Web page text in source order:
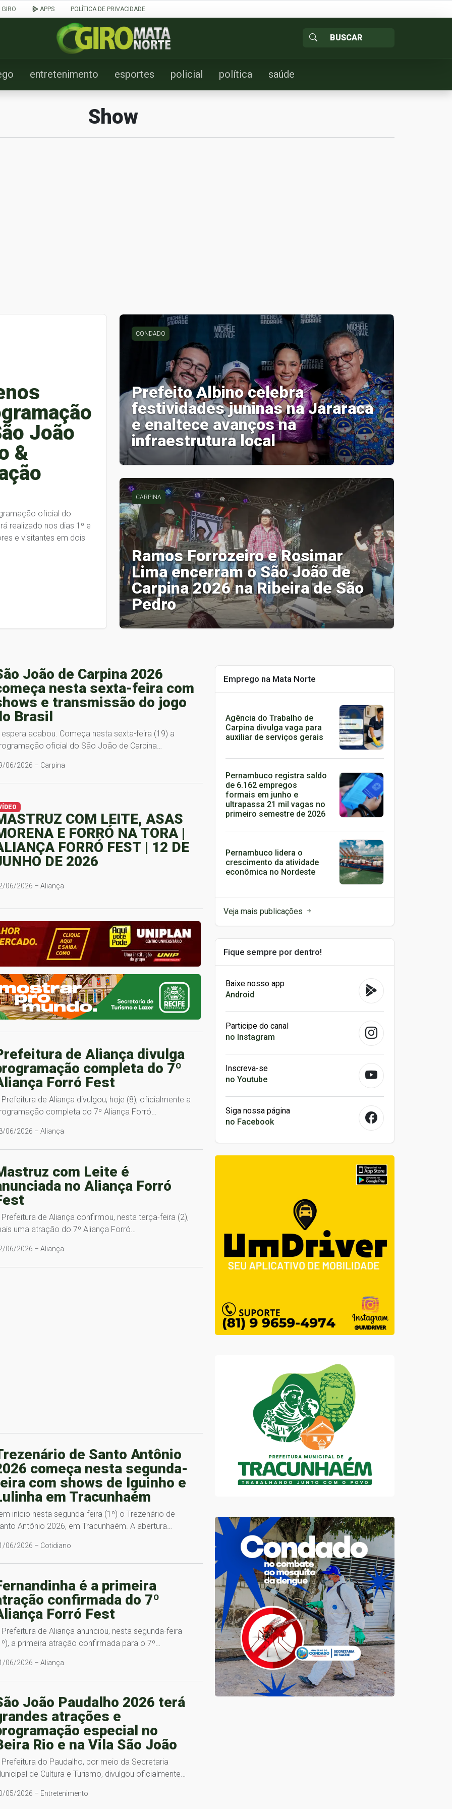
APPS POLÍTICA DE PRIVACIDADE
entretenimento esportes policial política saúde
Show
João
&
oficial do
realizado nos dias 1º e
e visitantes em dois
CONDADO
Prefeito Albino celebra
festividades juninas na Jararaca
e enaltece avanços na
infraestrutura local
CARPINA
Ramos Forrozeiro e Rosimar
Lima encerram o São João de
Carpina 2026 na Ribeira de São
Pedro
João de Carpina 2026
nesta sexta-feira com
e transmissão do jogo
Brasil
espera acabou. Começa nesta sexta-feira (19) a
oficial do São João de Carpina…
06/2026 – Carpina
COM LEITE, ASAS
E FORRÓ NA TORA |
FORRÓ FEST | 12 DE
DE 2026
06/2026 – Aliança
de Aliança divulga
completa do 7º
Forró Fest
Prefeitura de Aliança divulgou, hoje (8), oficialmente a
completa do 7º Aliança Forró…
06/2026 – Aliança
com Leite é
no Aliança Forró
Prefeitura de Aliança confirmou, nesta terça-feira (2),
uma atração do 7º Aliança Forró…
06/2026 – Aliança
de Santo Antônio
começa nesta segunda-
com shows de Iguinho e
em Tracunhaém
início nesta segunda-feira (1º) o Trezenário de
Antônio 2026, em Tracunhaém. A abertura…
06/2026 – Cotidiano
é a primeira
confirmada do 7º
Forró Fest
Prefeitura de Aliança anunciou, nesta segunda-feira
a primeira atração confirmada para o 7º…
06/2026 – Aliança
João Paudalho 2026 terá
atrações e
especial no
Rio e na Vila São João
Prefeitura do Paudalho, por meio da Secretaria
de Cultura e Turismo, divulgou oficialmente…
05/2026 – Entretenimento
Emprego na Mata Norte
Agência do Trabalho de
Carpina divulga vaga para
auxiliar de serviços gerais
Pernambuco registra saldo
de 6.162 empregos
formais em junho e
ultrapassa 21 mil vagas no
primeiro semestre de 2026
Pernambuco lidera o
crescimento da atividade
econômica no Nordeste
Veja mais publicações
Fique sempre por dentro!
Baixe nosso app
Android
Participe do canal
no Instagram
Inscreva-se
no Youtube
Siga nossa página
no Facebook